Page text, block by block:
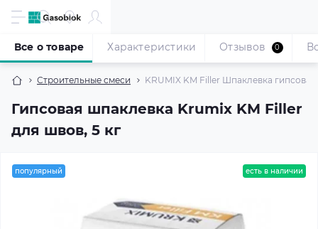
Строительные смеси KRUMIX KM Filler Шпаклевка
Гипсовая шпаклевка Krumix KM Filler
для швов, 5 кг
Все о товаре Характеристики Отзывов 0
популярный есть в наличии